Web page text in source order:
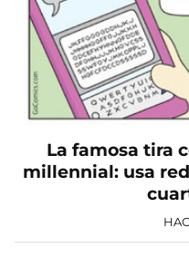
La famosa tira
millennial: usa